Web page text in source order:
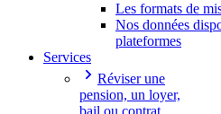
Les formats de
Nos données
plateformes
Services
Réviser une
pension, un loyer,
bail ou contrat